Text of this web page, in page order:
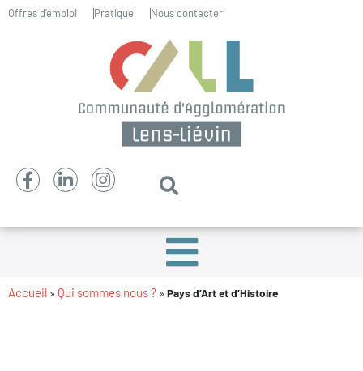
Offres d’emploi Pratique Nous contacter
Accueil » Qui sommes nous ? » Pays d’Art et d’Histoire